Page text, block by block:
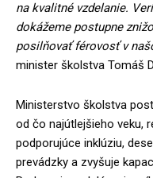
na kvalitné vzdelanie.
dokážeme postupne
posilňovať férovosť v
minister školstva Tomáš
Ministerstvo školstva
od čo najútlejšieho veku,
podporujúce inklúziu,
prevádzky a zvyšuje